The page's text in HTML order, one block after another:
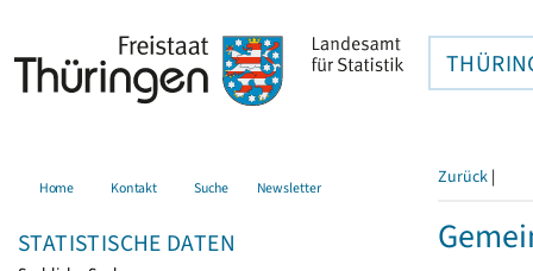
Home Kontakt Suche Newsletter
STATISTISCHE DATEN
Zurück |